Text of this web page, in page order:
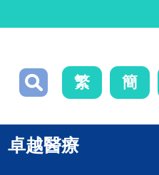
繁 簡
卓越醫療